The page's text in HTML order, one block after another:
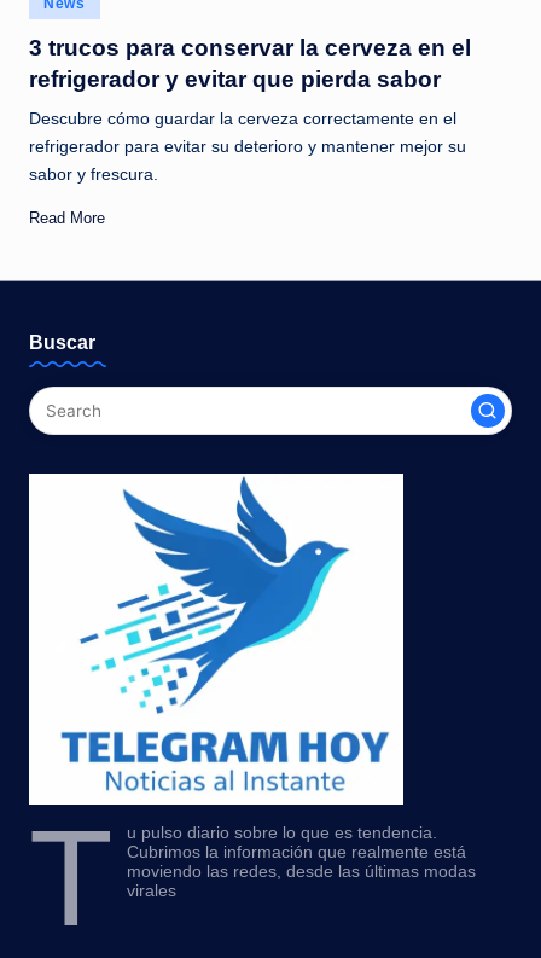
c
i
a
s
a
l
s
t
a
in
News
3 trucos para conservar la cerveza en el
refrigerador y evitar que pierda sabor
Descubre cómo guardar la cerveza correctamente en el
refrigerador para evitar su deterioro y mantener mejor su
sabor y frescura.
Read More
Buscar
T
u pulso diario sobre lo que es tendencia.
Cubrimos la información que realmente está
moviendo las redes, desde las últimas modas
virales